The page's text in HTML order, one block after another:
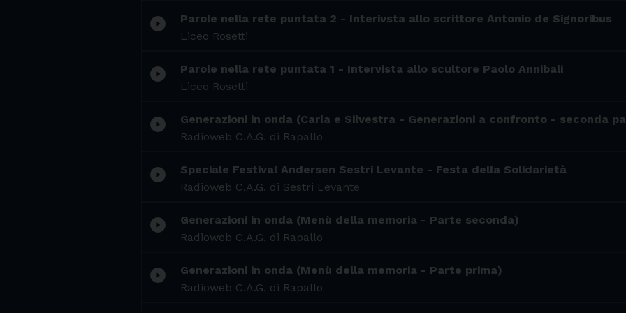
play_circle_filled
Parole nella rete puntata 2 - Interivsta allo scrittore Antonio de Signoribus
Liceo Rosetti
play_circle_filled
Parole nella rete puntata 1 - Intervista allo scultore Paolo Annibali
Liceo Rosetti
play_circle_filled
Generazioni in onda (Carla e Silvestra - Generazioni a confronto - seconda
Radioweb C.A.G. di Rapallo
play_circle_filled
Speciale Festival Andersen Sestri Levante - Festa della Solidarietà
Radioweb C.A.G. di Sestri Levante
play_circle_filled
Generazioni in onda (Menù della memoria - Parte seconda)
Radioweb C.A.G. di Rapallo
play_circle_filled
Generazioni in onda (Menù della memoria - Parte prima)
Radioweb C.A.G. di Rapallo